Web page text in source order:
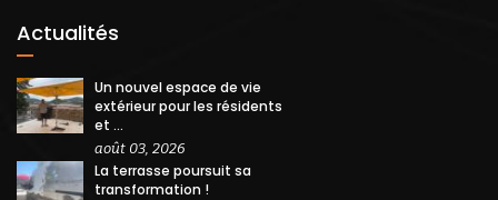
Actualités
Un nouvel espace de vie
extérieur pour les résidents
et ...
août 03, 2026
La terrasse poursuit sa
transformation !